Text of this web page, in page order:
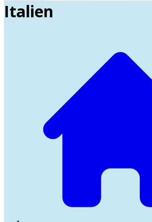
Italien